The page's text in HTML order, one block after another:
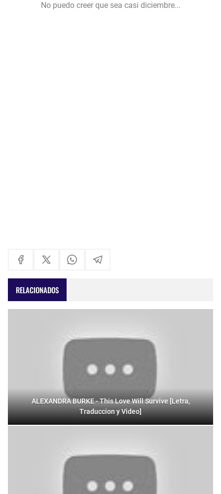
No puedo creer que sea casi diciembre...
RELACIONADOS
ALEXANDRA BURKE - This Love Will Survive [Letra,
Traduccion y Video]